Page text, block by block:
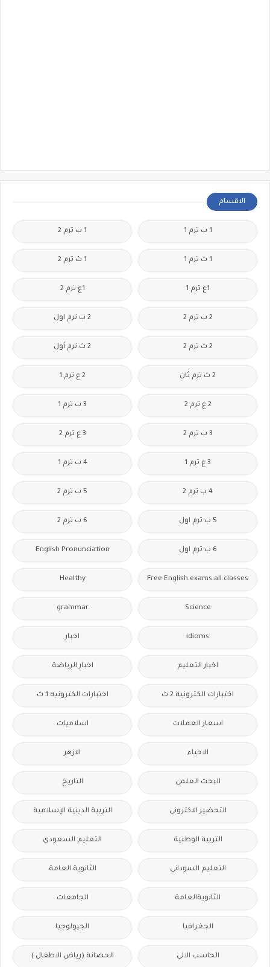
الاقسام
1 ب ترم 1 1 ب ترم 2
1 ث ترم 1 1 ث ترم 2
1ع ترم 1 1ع ترم 2
2 ب ترم 2 2 ب ترم اول
2 ث ترم 2 2 ث ترم أول
2 ث ترم ثان 2 ع ترم 1
2 ع ترم 2 3 ب ترم 1
3 ب ترم 2 3 ع ترم 2
3 ع ترم 1 4 ب ترم 1
4 ب ترم 2 5 ب ترم 2
5 ب ترم اول 6 ب ترم 2
6 ب ترم اول English Pronunciation
Free.English.exams.all.classes
Healthy
Science
grammar
idioms اخبار
اخبار التعليم اخبار الرياضة
اختبارات الكترونية 2 ث اختبارات الكترونيه 1 ث
اسعار العملات اسلاميات
الاحياء الازهر
البحث العلمى التاريخ
التحضير الاكترونى التربية الدينية الإسلامية
التربية الوطنية التعليم السعودى
التعليم السودانى الثانوية العامة
الثانويةالعامة الجامعات
الجغرافيا الجيولوجيا
الحاسب الالى الحضانة (رياض الاطفال )